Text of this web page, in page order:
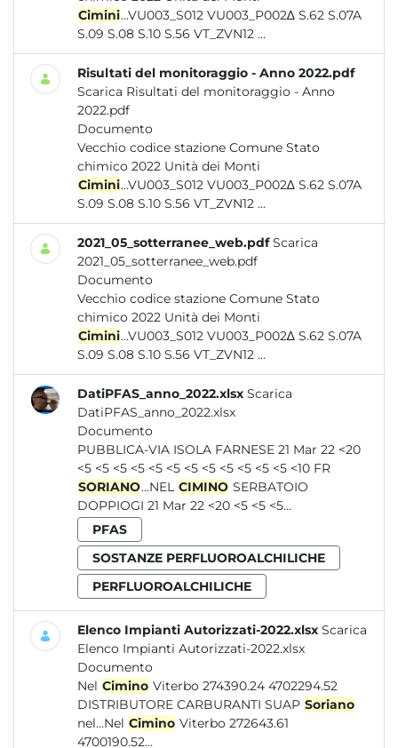
Cimini...VU003_S012 VU003_P002∆ S.62 S.07A
S.09 S.08 S.10 S.56 VT_ZVN12 ...
Risultati del monitoraggio - Anno 2022.pdf
Scarica Risultati del monitoraggio - Anno
2022.pdf
Documento
Vecchio codice stazione Comune Stato
chimico 2022 Unità dei Monti
Cimini...VU003_S012 VU003_P002∆ S.62 S.07A
S.09 S.08 S.10 S.56 VT_ZVN12 ...
2021_05_sotterranee_web.pdf Scarica
2021_05_sotterranee_web.pdf
Documento
Vecchio codice stazione Comune Stato
chimico 2022 Unità dei Monti
Cimini...VU003_S012 VU003_P002∆ S.62 S.07A
S.09 S.08 S.10 S.56 VT_ZVN12 ...
DatiPFAS_anno_2022.xlsx Scarica
DatiPFAS_anno_2022.xlsx
Documento
PUBBLICA-VIA ISOLA FARNESE 21 Mar 22 <20
<5 <5 <5 <5 <5 <5 <5 <5 <5 <5 <5 <5 <10 FR
SORIANO...NEL CIMINO SERBATOIO
DOPPIOGI 21 Mar 22 <20 <5 <5 <5...
PFAS
SOSTANZE PERFLUOROALCHILICHE
PERFLUOROALCHILICHE
Elenco Impianti Autorizzati-2022.xlsx Scarica
Elenco Impianti Autorizzati-2022.xlsx
Documento
Nel Cimino Viterbo 274390.24 4702294.52
DISTRIBUTORE CARBURANTI SUAP Soriano
nel...Nel Cimino Viterbo 272643.61
4700190.52...